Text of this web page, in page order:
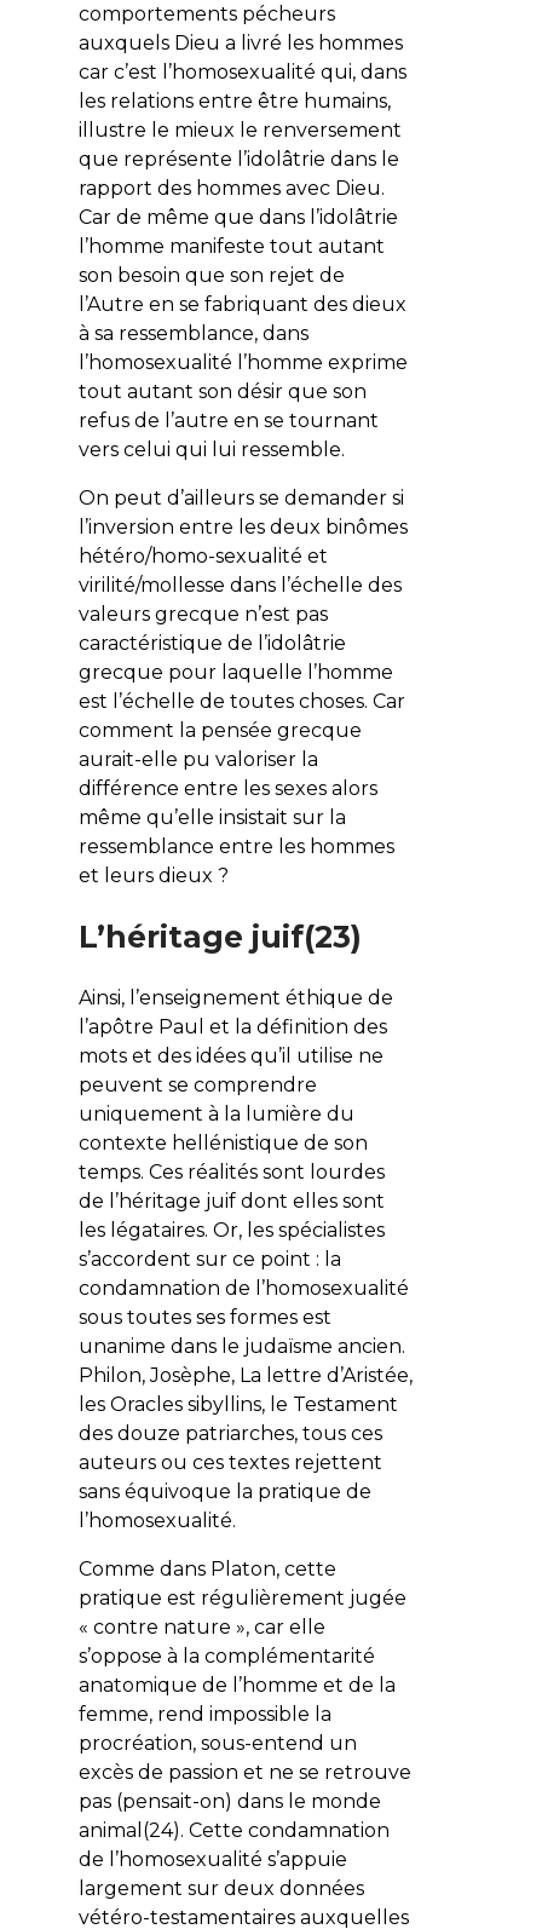
comportements pécheurs
auxquels Dieu a livré les hommes
car c’est l’homosexualité qui, dans
les relations entre être humains,
illustre le mieux le renversement
que représente l’idolâtrie dans le
rapport des hommes avec Dieu.
Car de même que dans l’idolâtrie
l’homme manifeste tout autant
son besoin que son rejet de
l’Autre en se fabriquant des dieux
à sa ressemblance, dans
l’homosexualité l’homme exprime
tout autant son désir que son
refus de l’autre en se tournant
vers celui qui lui ressemble.
On peut d’ailleurs se demander si
l’inversion entre les deux binômes
hétéro/homo-sexualité et
virilité/mollesse dans l’échelle des
valeurs grecque n’est pas
caractéristique de l’idolâtrie
grecque pour laquelle l’homme
est l’échelle de toutes choses. Car
comment la pensée grecque
aurait-elle pu valoriser la
différence entre les sexes alors
même qu’elle insistait sur la
ressemblance entre les hommes
et leurs dieux ?
L’héritage juif(23)
Ainsi, l’enseignement éthique de
l’apôtre Paul et la définition des
mots et des idées qu’il utilise ne
peuvent se comprendre
uniquement à la lumière du
contexte hellénistique de son
temps. Ces réalités sont lourdes
de l’héritage juif dont elles sont
les légataires. Or, les spécialistes
s’accordent sur ce point : la
condamnation de l’homosexualité
sous toutes ses formes est
unanime dans le judaïsme ancien.
Philon, Josèphe, La lettre d’Aristée,
les Oracles sibyllins, le Testament
des douze patriarches, tous ces
auteurs ou ces textes rejettent
sans équivoque la pratique de
l’homosexualité.
Comme dans Platon, cette
pratique est régulièrement jugée
« contre nature », car elle
s’oppose à la complémentarité
anatomique de l’homme et de la
femme, rend impossible la
procréation, sous-entend un
excès de passion et ne se retrouve
pas (pensait-on) dans le monde
animal(24). Cette condamnation
de l’homosexualité s’appuie
largement sur deux données
vétéro-testamentaires auxquelles